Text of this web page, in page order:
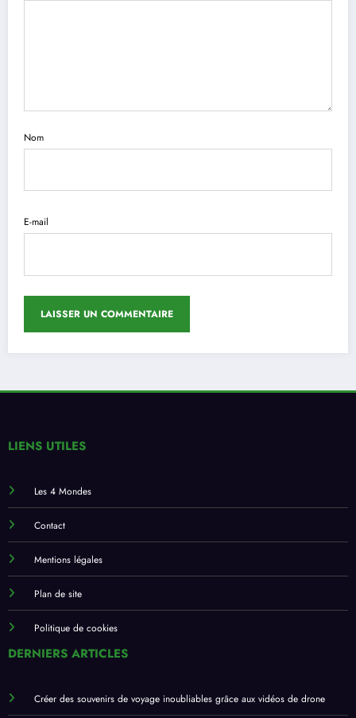
Nom
E-mail
LIENS UTILES
Les 4 Mondes
Contact
Mentions légales
Plan de site
Politique de cookies
DERNIERS ARTICLES
Créer des souvenirs de voyage inoubliables grâce aux vidéos de drone